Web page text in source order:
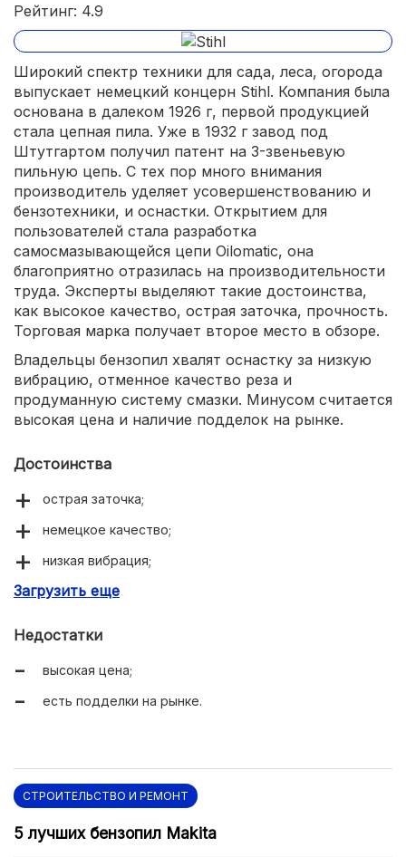
Рейтинг: 4.9
Широкий спектр техники для сада, леса, огорода
выпускает немецкий концерн Stihl. Компания была
основана в далеком 1926 г, первой продукцией
стала цепная пила. Уже в 1932 г завод под
Штутгартом получил патент на 3-звеньевую
пильную цепь. С тех пор много внимания
производитель уделяет усовершенствованию и
бензотехники, и оснастки. Открытием для
пользователей стала разработка
самосмазывающейся цепи Oilomatic, она
благоприятно отразилась на производительности
труда. Эксперты выделяют такие достоинства,
как высокое качество, острая заточка, прочность.
Торговая марка получает второе место в обзоре.
Владельцы бензопил хвалят оснастку за низкую
вибрацию, отменное качество реза и
продуманную систему смазки. Минусом считается
высокая цена и наличие подделок на рынке.
Достоинства
острая заточка;
немецкое качество;
низкая вибрация;
эффективная система смазки.
Загрузить еще
Недостатки
высокая цена;
есть подделки на рынке.
СТРОИТЕЛЬСТВО И РЕМОНТ
5 лучших бензопил Makita